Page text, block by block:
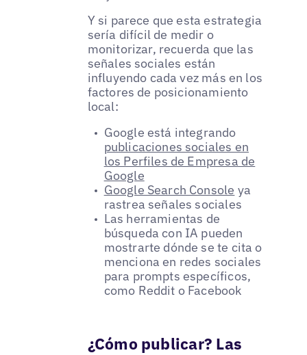
Y si parece que esta estrategia
sería difícil de medir o
monitorizar, recuerda que las
señales sociales están
influyendo cada vez más en los
factores de posicionamiento
local:
Google está integrando
publicaciones sociales en
los Perfiles de Empresa de
Google
Google Search Console ya
rastrea señales sociales
Las herramientas de
búsqueda con IA pueden
mostrarte dónde se te cita o
menciona en redes sociales
para prompts específicos,
como Reddit o Facebook
¿Cómo publicar? Las